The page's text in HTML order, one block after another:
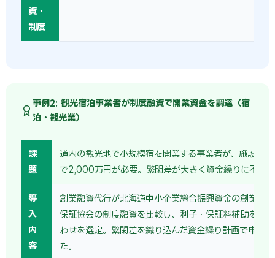
資・
制度
事例2: 観光宿泊事業者が制度融資で開業資金を調達（宿
泊・観光業）
課
題
道内の観光地で小規模宿を開業する事業者が、施設改
で2,000万円が必要。繁閑差が大きく資金繰りに不安
導
入
内
容
創業融資代行が北海道中小企業総合振興資金の創業支
保証協会の制度融資を比較し、利子・保証料補助を踏
わせを選定。繁閑差を織り込んだ資金繰り計画で申込
た。